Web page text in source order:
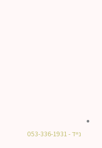
נייד - 053-336-1931